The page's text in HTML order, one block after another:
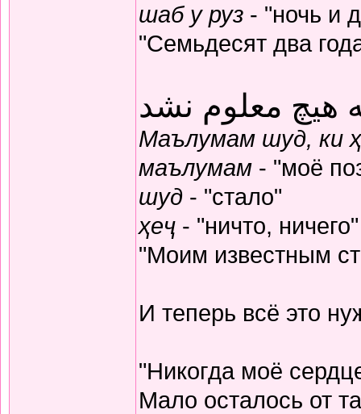
шаб у руз - "ночь и
"Семьдесят два
هیچ معلوم نشد
Маълумам шуд, ки
маълумам - "моё
шуд - "стало"
ҳеҷ - "ничто, ничего"
"Моим известным
И теперь всё это
"Никогда моё
Мало осталось от